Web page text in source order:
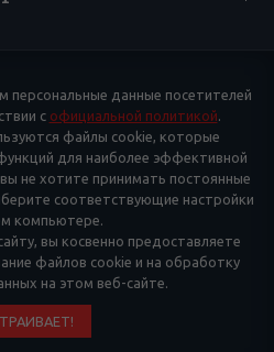
персональные данные посетителей
с официальной политикой.
файлы cookie, которые
для наиболее эффективной
не хотите принимать постоянные
соответствующие настройки
компьютере.
вы косвенно предоставляете
файлов cookie и на обработку
на этом веб-сайте.